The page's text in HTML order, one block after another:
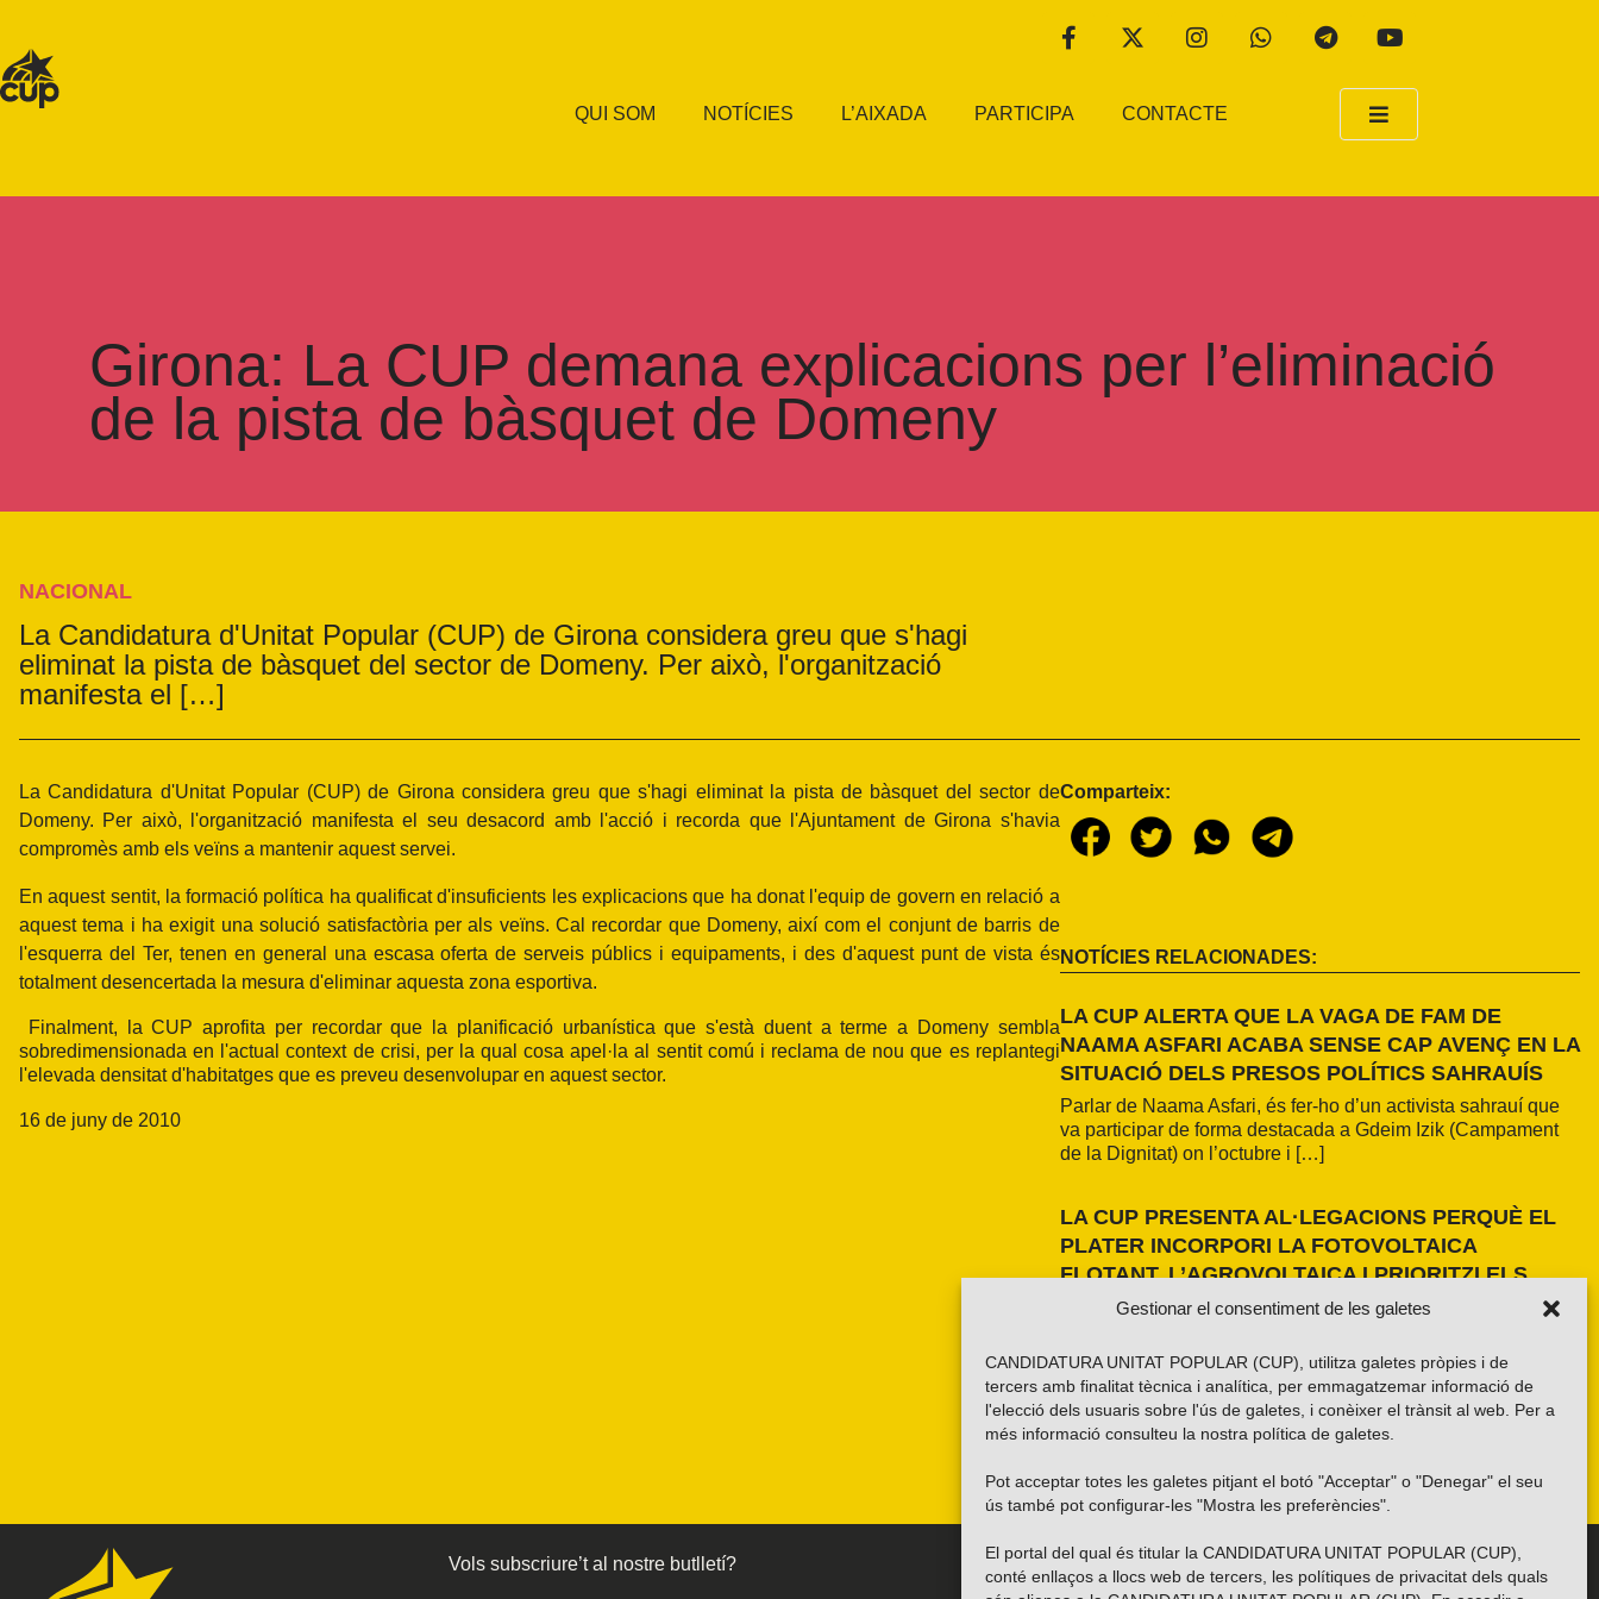
Gestionar el consentiment de les galetes
CANDIDATURA UNITAT POPULAR (CUP), utilitza galetes pròpies i de
tercers amb finalitat tècnica i analítica, per emmagatzemar informació de
l'elecció dels usuaris sobre l'ús de galetes, i conèixer el trànsit al web. Per a
més informació consulteu la nostra política de galetes
Pot acceptar totes les galetes pitjant el botó "Acceptar" o "Denegar" el seu
ús també pot configurar-les "Mostra les preferències".
El portal del qual és titular la CANDIDATURA UNITAT POPULAR (CUP),
conté enllaços a llocs web de tercers, les polítiques de privacitat dels quals
QUI SOM NOTÍCIES L’AIXADA PARTICIPA CONTACTE
Girona: La CUP demana explicacions per l’eliminació
de la pista de bàsquet de Domeny
NACIONAL
La Candidatura d'Unitat Popular (CUP) de Girona considera greu que s'hagi
eliminat la pista de bàsquet del sector de Domeny. Per això, l'organització
manifesta el […]
La Candidatura d'Unitat Popular (CUP) de Girona considera greu que s'hagi eliminat la pista de bàsquet del sector de
Domeny. Per això, l'organització manifesta el seu desacord amb l'acció i recorda que l'Ajuntament de Girona s'havia
compromès amb els veïns a mantenir aquest servei.
En aquest sentit, la formació política ha qualificat d'insuficients les explicacions que ha donat l'equip de govern en relació a
aquest tema i ha exigit una solució satisfactòria per als veïns. Cal recordar que Domeny, així com el conjunt de barris de
l'esquerra del Ter, tenen en general una escasa oferta de serveis públics i equipaments, i des d'aquest punt de vista és
totalment desencertada la mesura d'eliminar aquesta zona esportiva.
Finalment, la CUP aprofita per recordar que la planificació urbanística que s'està duent a terme a Domeny sembla
sobredimensionada en l'actual context de crisi, per la qual cosa apel·la al sentit comú i reclama de nou que es replantegi
l'elevada densitat d'habitatges que es preveu desenvolupar en aquest sector.
16 de juny de 2010
Comparteix:
NOTÍCIES RELACIONADES:
LA CUP ALERTA QUE LA VAGA DE FAM DE
NAAMA ASFARI ACABA SENSE CAP AVENÇ EN LA
SITUACIÓ DELS PRESOS POLÍTICS SAHRAUÍS
Parlar de Naama Asfari, és fer-ho d’un activista sahrauí que
va participar de forma destacada a Gdeim Izik (Campament
de la Dignitat) on l’octubre i […]
LA CUP PRESENTA AL·LEGACIONS PERQUÈ EL
PLATER INCORPORI LA FOTOVOLTAICA
FLOTANT, L’AGROVOLTAICA I PRIORITZI ELS
ESPAIS ANTROPITZATS
al PLATER d’àmbit nacional. La primera, amb una proposta
pròpia basada en els resultats de l’estudi fet a la demarcació
de Girona i amb la voluntat d’estendre’n els criteris a tot el
país. La segona, impulsada per la Xarxa per una Transició
Vols subscriure’t al nostre butlletí? Troba’ns a les xarxes socials